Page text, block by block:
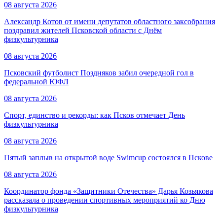
08 августа 2026
Александр Котов от имени депутатов областного заксобрания
поздравил жителей Псковской области с Днём
физкультурника
08 августа 2026
Псковский футболист Поздняков забил очередной гол в
федеральной ЮФЛ
08 августа 2026
Спорт, единство и рекорды: как Псков отмечает День
физкультурника
08 августа 2026
Пятый заплыв на открытой воде Swimcup состоялся в Пскове
08 августа 2026
Координатор фонда «Защитники Отечества» Дарья Козьякова
рассказала о проведении спортивных мероприятий ко Дню
физкультурника